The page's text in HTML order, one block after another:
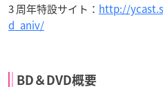
3 周年特設サイト： http://
d_aniv/
BD＆DVD概要